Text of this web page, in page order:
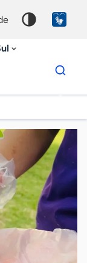
Dados
para
chave